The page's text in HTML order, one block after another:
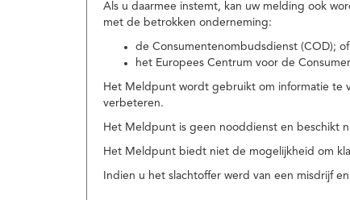
Als u daarmee instemt, kan uw melding ook
met de betrokken onderneming:
de Consumentenombudsdienst (COD); of
het Europees Centrum voor de
Het Meldpunt wordt gebruikt om informatie te
verbeteren.
Het Meldpunt is geen nooddienst en beschikt
Het Meldpunt biedt niet de mogelijkheid om
Indien u het slachtoffer werd van een misdrijf